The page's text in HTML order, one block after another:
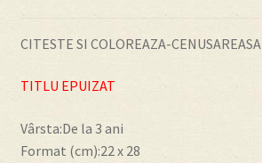
CITESTE SI COLOREAZA-CENUSAREASA
TITLU EPUIZAT
Vârsta:De la 3 ani
Format (cm):22 x 28